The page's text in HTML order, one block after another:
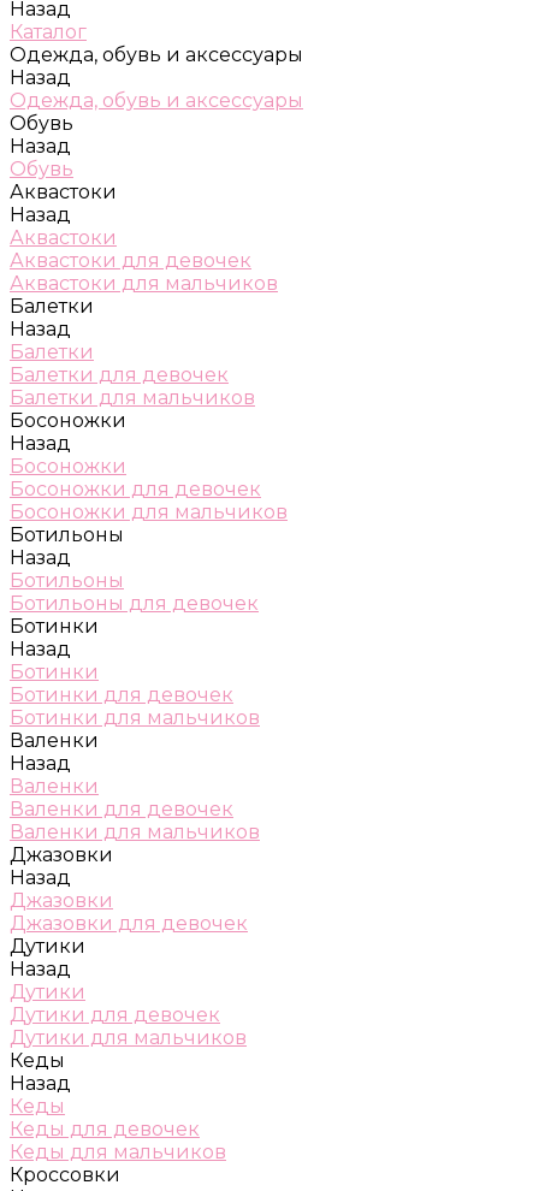
Назад
Каталог
Одежда, обувь и аксессуары
Назад
Одежда, обувь и аксессуары
Обувь
Назад
Обувь
Аквастоки
Назад
Аквастоки
Аквастоки для девочек
Аквастоки для мальчиков
Балетки
Назад
Балетки
Балетки для девочек
Балетки для мальчиков
Босоножки
Назад
Босоножки
Босоножки для девочек
Босоножки для мальчиков
Ботильоны
Назад
Ботильоны
Ботильоны для девочек
Ботинки
Назад
Ботинки
Ботинки для девочек
Ботинки для мальчиков
Валенки
Назад
Валенки
Валенки для девочек
Валенки для мальчиков
Джазовки
Назад
Джазовки
Джазовки для девочек
Дутики
Назад
Дутики
Дутики для девочек
Дутики для мальчиков
Кеды
Назад
Кеды
Кеды для девочек
Кеды для мальчиков
Кроссовки